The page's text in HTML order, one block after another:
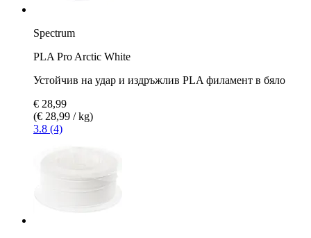
Spectrum
PLA Pro Arctic White
Устойчив на удар и издръжлив PLA филамент в бяло
€ 28,99
(€ 28,99 / kg)
3.8 (4)